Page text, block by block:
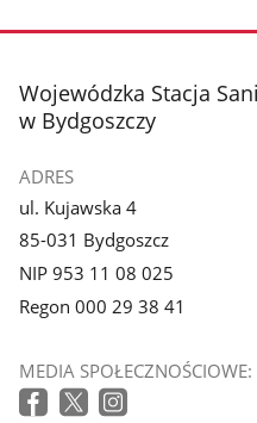
stopka
Wojewódzka Stacja
w Bydgoszczy
ADRES
ul. Kujawska 4
85-031 Bydgoszcz
NIP 953 11 08 025
Regon 000 29 38 41
MEDIA SPOŁECZNOŚCIOWE: